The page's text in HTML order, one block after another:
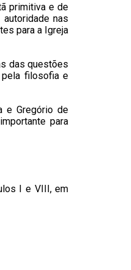
primitiva e de
nas
para a Igreja
das questões
filosofia e
e Gregório de
para
I e VIII, em